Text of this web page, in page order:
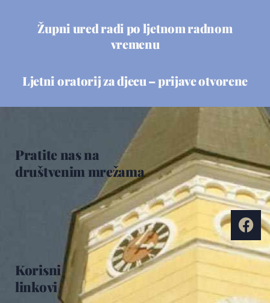
Župni ured radi po ljetnom radnom
vremenu
Ljetni oratorij za djecu – prijave otvorene
Korisni
linkovi
Pratite nas na
društvenim mrežama